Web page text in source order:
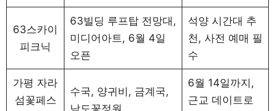
63스카이
피크닉
63빌딩 루프탑 전망대,
미디어아트, 6월 4일
오픈
석양 시간대 추
천, 사전 예매 필
수
가평 자라
섬꽃페스
수국, 양귀비, 금계국,
남도꽃정원
6월 14일까지,
근교 데이트로